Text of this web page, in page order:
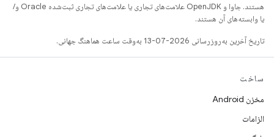
هستند. جاوا و OpenJDK علامت‌های تجاری یا علامت‌های تجاری ثبت‌شده Oracle و/
یا وابسته‌های آن هستند.
تاریخ آخرین به‌روزرسانی 2026-07-13 به‌وقت ساعت هماهنگ جهانی.
ساخت
مخزن Android
الزامات